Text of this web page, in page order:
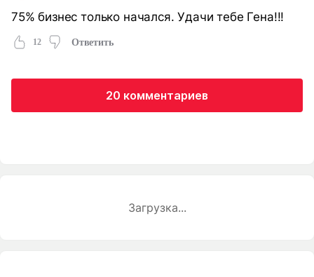
75% бизнес только начался. Удачи тебе Гена!!!
12 Ответить
20 комментариев
Загрузка...